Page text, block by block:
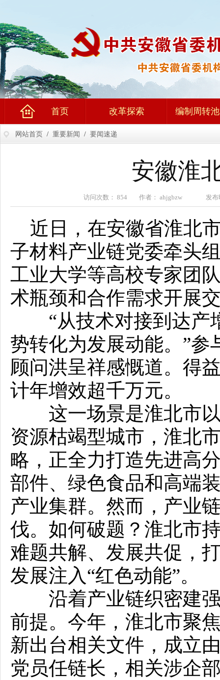
首页 改革探索 编制周转
网站首页 / 重要新闻 / 要闻速递
安徽淮
访问次数： 854 作者： ahjgbzw 发布时
近日，在安徽省淮北
子材料产业链党委牵头
工业大学等高校专家团
术瓶颈和合作需求开展
“从技术对接到达产
势转化为发展动能。”
顾问洪呈祥感慨道。得
计年增效超千万元。
这一场景是淮北市以
资源枯竭型城市，淮北
略，正全力打造先进高
部件、绿色食品和高端
产业集群。然而，产业
伐。如何破题？淮北市
难题共解、发展共促，
发展注入“红色动能”。
沿着产业链织密建强
前提。今年，淮北市聚
新出台相关文件，成立
党员任链长，相关涉企